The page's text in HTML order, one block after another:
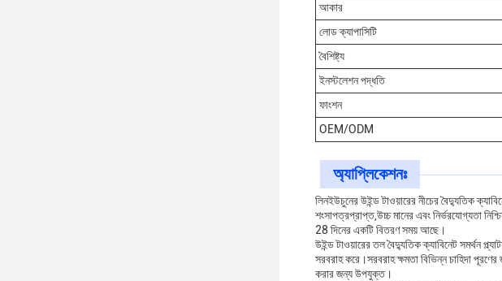
আকার
লোড ক্যাপাসিটি
বৈশিষ্ট্য
ইনস্টলেশন পদ্ধতি
ফাংশন
OEM/ODM
অ্যাপ্লিকেশনঃ
লিনইউচুনের উইন্ড টাওয়ারের নীচের বৈদ্যুতিক
শংসাপত্রপ্রাপ্ত,উচ্চ মানের এবং নির্ভরযোগ্যতা
28 দিনের একটি বিতরণ সময় আছে।
উইন্ড টাওয়ারের তল বৈদ্যুতিক ক্যাবিনেট সমর্থন
সরবরাহ করে।সরবরাহ ক্ষমতা বিভিন্ন চাহিদা
করার জন্য উপযুক্ত।